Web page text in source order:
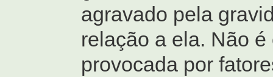
agravado pela
relação a ela. Não
provocada por